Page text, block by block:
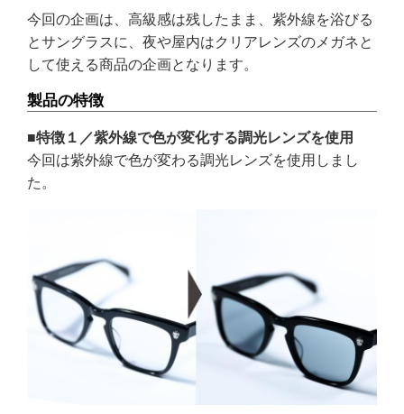
今回の企画は、高級感は残したまま、紫外線を浴びる
とサングラスに、夜や屋内はクリアレンズのメガネと
して使える商品の企画となります。
製品の特徴
■特徴１／紫外線で色が変化する調光レンズを使用
今回は紫外線で色が変わる調光レンズを使用しまし
た。